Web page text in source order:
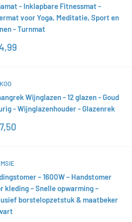
- Inklapbare Fitnessmat -
voor Yoga, Meditatie, Sport en
- Turnmat
Wijnglazen - 12 glazen - Goud
- Wijnglazenhouder - Glazenrek
– 1600W – Handstomer
kleding – Snelle opwarming –
borstelopzetstuk & maatbeker